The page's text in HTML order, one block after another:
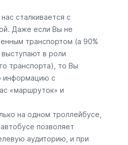
сталкивается с
Даже если Вы не
транспортом (а 90%
в роли
транспорта), то Вы
информацию с
«маршруток» и
на одном троллейбусе,
позволяет
аудиторию, и при